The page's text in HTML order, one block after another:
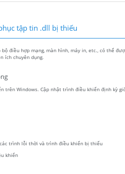
tập tin .dll bị thiếu
điều hợp mạng, màn hình, máy in, etc., có thể
ích chuyên dụng.
trên Windows. Cập nhật trình điều khiển định kỳ
trình lỗi thời và trình điều khiển bị thiếu
khiển